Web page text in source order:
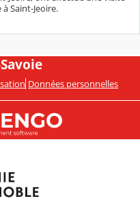
Saint-Jeoire.
Données personnelles